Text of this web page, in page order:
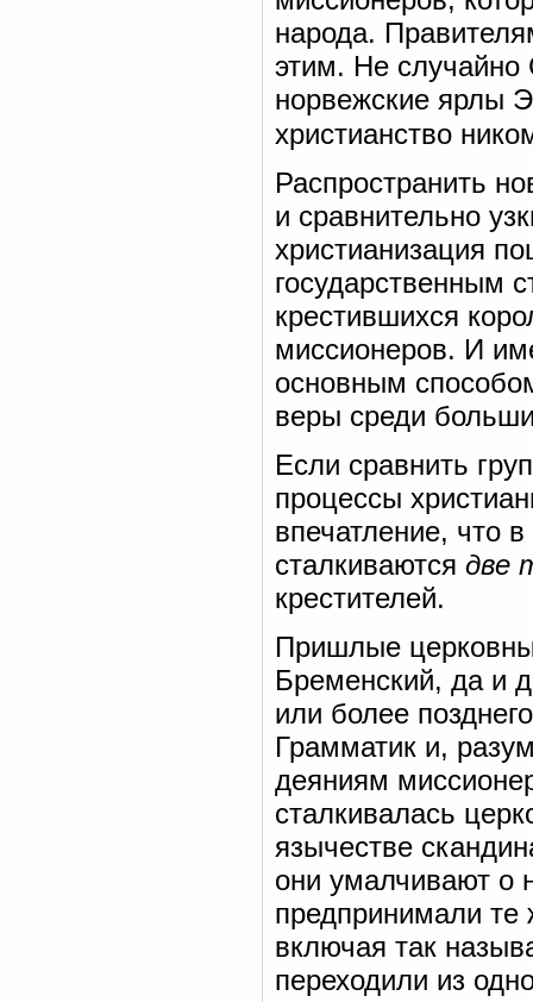
народа.
этим. Не случайно
норвежские ярлы
христианство
Распространить
и сравнительно
христианизация
государственным
крестившихся
миссионеров. И
основным
веры среди
Если сравнить
процессы
впечатление, что
сталкиваются две
крестителей.
Пришлые
Бременский, да и
или более
Грамматик и,
деяниям
сталкивалась
язычестве
они умалчивают о
предпринимали
включая так
переходили из